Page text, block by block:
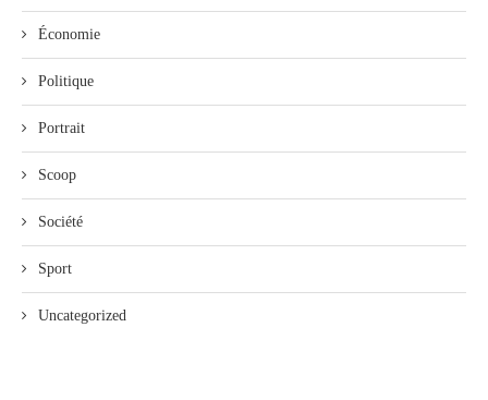
Économie
Politique
Portrait
Scoop
Société
Sport
Uncategorized